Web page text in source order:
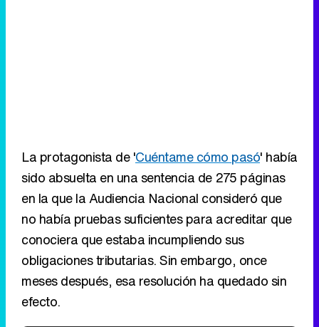
La protagonista de 'Cuéntame cómo pasó' había
sido absuelta en una sentencia de 275 páginas
en la que la Audiencia Nacional consideró que
no había pruebas suficientes para acreditar que
conociera que estaba incumpliendo sus
obligaciones tributarias. Sin embargo, once
meses después, esa resolución ha quedado sin
efecto.